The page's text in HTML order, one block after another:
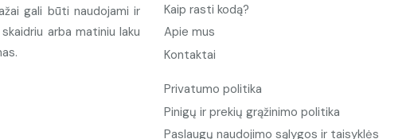
gali būti naudojami ir
arba matiniu laku
Kaip rasti kodą?
Apie mus
Kontaktai
Privatumo politika
Pinigų ir prekių grąžinimo politika
Paslaugų naudojimo sąlygos ir taisyklės